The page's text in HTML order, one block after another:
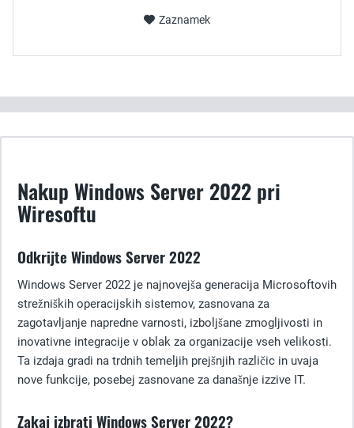
Zaznamek
Nakup Windows Server 2022 pri
Wiresoftu
Odkrijte Windows Server 2022
Windows Server 2022 je najnovejša generacija Microsoftovih
strežniških operacijskih sistemov, zasnovana za
zagotavljanje napredne varnosti, izboljšane zmogljivosti in
inovativne integracije v oblak za organizacije vseh velikosti.
Ta izdaja gradi na trdnih temeljih prejšnjih različic in uvaja
nove funkcije, posebej zasnovane za današnje izzive IT.
Zakaj izbrati Windows Server 2022?